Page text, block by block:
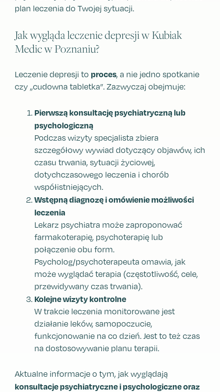
plan leczenia do Twojej sytuacji.
Jak wygląda leczenie depresji w Kubiak
Medic w Poznaniu?
Leczenie depresji to proces, a nie jedno spotkanie
czy „cudowna tabletka”. Zazwyczaj obejmuje:
Pierwszą konsultację psychiatryczną lub
psychologiczną
Podczas wizyty specjalista zbiera
szczegółowy wywiad dotyczący objawów, ich
czasu trwania, sytuacji życiowej,
dotychczasowego leczenia i chorób
współistniejących.
Wstępną diagnozę i omówienie możliwości
leczenia
Lekarz psychiatra może zaproponować
farmakoterapię, psychoterapię lub
połączenie obu form.
Psycholog/psychoterapeuta omawia, jak
może wyglądać terapia (częstotliwość, cele,
przewidywany czas trwania).
Kolejne wizyty kontrolne
W trakcie leczenia monitorowane jest
działanie leków, samopoczucie,
funkcjonowanie na co dzień. Jest to też czas
na dostosowywanie planu terapii.
Aktualne informacje o tym, jak wyglądają
konsultacje psychiatryczne i psychologiczne oraz